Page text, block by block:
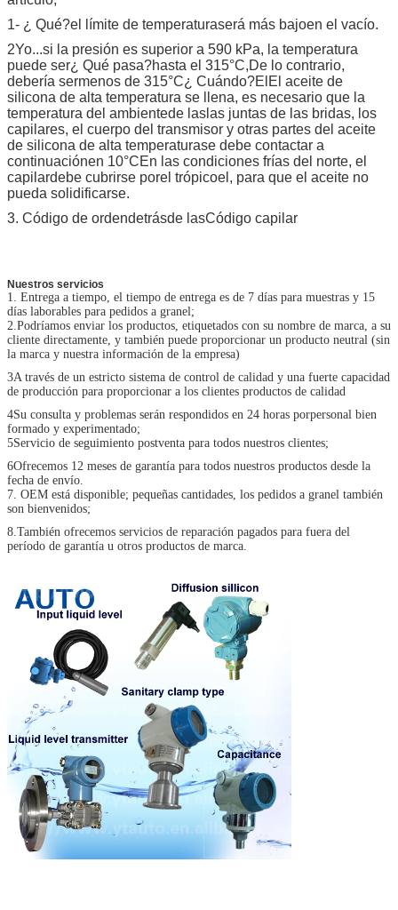
1- ¿ Qué?el límite de temperaturaserá más bajoen el vacío.
2Yo...si la presión es superior a 590 kPa, la temperatura
puede ser¿ Qué pasa?hasta el 315°C,De lo contrario,
debería sermenos de 315°C¿ Cuándo?El El aceite de
silicona de alta temperatura se llena, es necesario que la
temperatura del ambientede las las juntas de las bridas, los
capilares, el cuerpo del transmisor y otras partes del aceite
de silicona de alta temperaturase debe contactar a
continuaciónen 10°CEn las condiciones frías del norte, el
capilardebe cubrirse porel trópicoel , para que el aceite no
pueda solidificarse.
3. Código de ordendetrásde lasCódigo capilar
Nuestros servicios
1. Entrega a tiempo, el tiempo de entrega es de 7 días para muestras y 15
días laborables para pedidos a granel;
2. Podríamos enviar los productos, etiquetados con su nombre de marca, a su
cliente directamente, y también puede proporcionar un producto neutral (sin
la marca y nuestra información de la empresa)
3A través de un estricto sistema de control de calidad y una fuerte capacidad
de producción para proporcionar a los clientes productos de calidad
4Su consulta y problemas serán respondidos en 24 horas porpersonal bien
formado y experimentado;
5Servicio de seguimiento postventa para todos nuestros clientes;
6Ofrecemos 12 meses de garantía para todos nuestros productos desde la
fecha de envío.
7. OEM está disponible; pequeñas cantidades, los pedidos a granel también
son bienvenidos;
8. También ofrecemos servicios de reparación pagados para fuera del
período de garantía u otros productos de marca.